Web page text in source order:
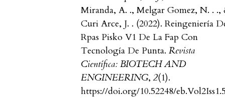
Miranda, A. ., Melgar Gomez, N. . .,
Curi Arce, J. . (2022). Reingeniería
Rpas Pisko V1 De La Fap Con
Tecnología De Punta.Revista
Científica: BIOTECH AND
ENGINEERING,2(1).
https://doi.org/10.52248/